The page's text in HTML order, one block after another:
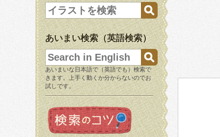
あいまい検索（英語検索）
あいまいな日本語で（英語でも）検索で
きます。上手く動くか分からないのでお
試しです。